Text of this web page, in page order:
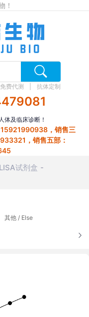
！
免费代测 抗体定制
体及临床诊断！
，销售三
，销售五部：
试剂盒
其他 / Else